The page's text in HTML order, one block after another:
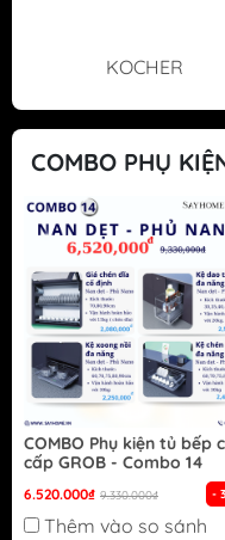
KOCHER
COMBO PHỤ
COMBO Phụ kiện tủ bếp
cấp GROB - Combo 14
6.520.000₫ 9.330.000₫ -
Thêm vào so sánh